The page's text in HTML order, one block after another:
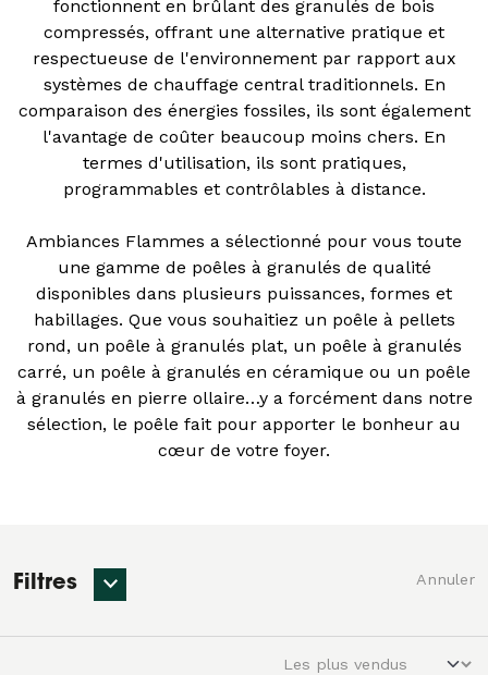
fonctionnent en brûlant des granulés de bois
compressés, offrant une alternative pratique et
respectueuse de l'environnement par rapport aux
systèmes de chauffage central traditionnels. En
comparaison des énergies fossiles, ils sont également
l'avantage de coûter beaucoup moins chers. En
termes d'utilisation, ils sont pratiques,
programmables et contrôlables à distance.
Ambiances Flammes a sélectionné pour vous toute
une gamme de poêles à granulés de qualité
disponibles dans plusieurs puissances, formes et
habillages. Que vous souhaitiez un poêle à pellets
rond, un poêle à granulés plat, un poêle à granulés
carré, un poêle à granulés en céramique ou un poêle
à granulés en pierre ollaire…y a forcément dans notre
sélection, le poêle fait pour apporter le bonheur au
cœur de votre foyer.
Filtres Annuler